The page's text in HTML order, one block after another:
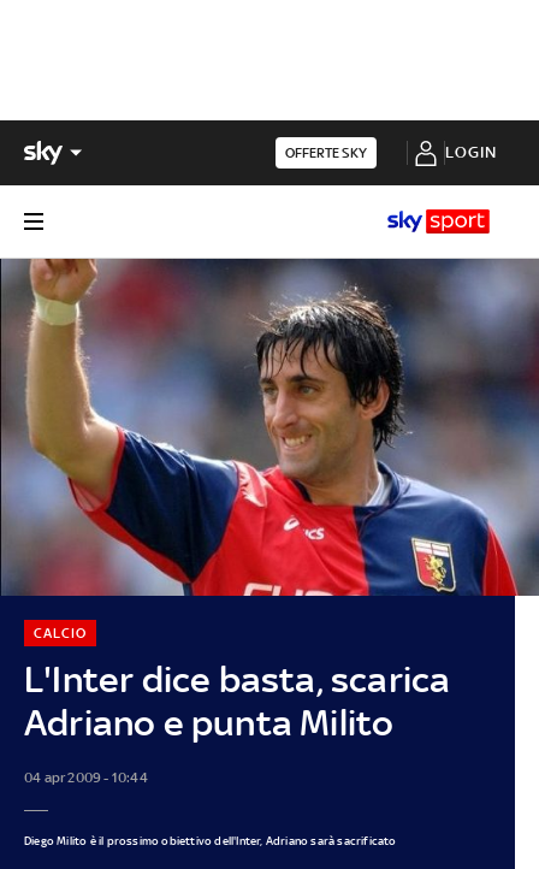
OFFERTE SKY LOGIN
L'Inter dice basta, scarica
Adriano e punta Milito
CALCIO
04 apr 2009 - 10:44
Diego Milito è il prossimo obiettivo dell'Inter, Adriano sarà sacrificato